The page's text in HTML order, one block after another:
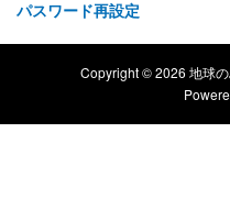
パスワード再設定
Copyright © 2026 地球